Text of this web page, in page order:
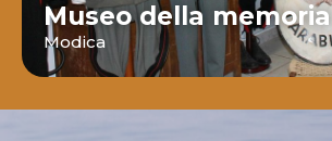
Museo della memoria
Modica